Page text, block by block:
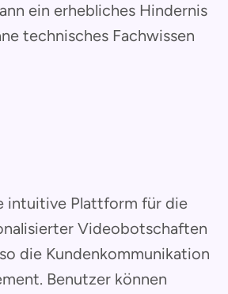
ein erhebliches Hindernis
technisches Fachwissen
intuitive Plattform für die
Videobotschaften
die Kundenkommunikation
Benutzer können